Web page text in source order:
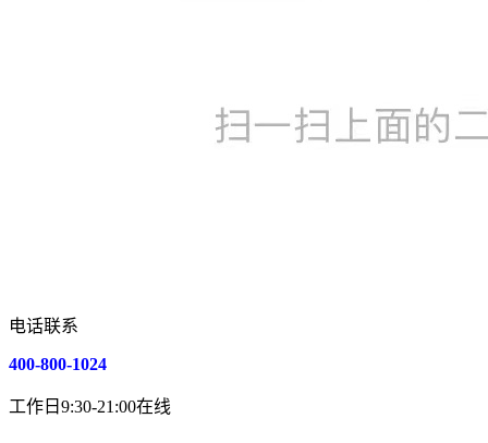
电话联系
400-800-1024
工作日9:30-21:00在线